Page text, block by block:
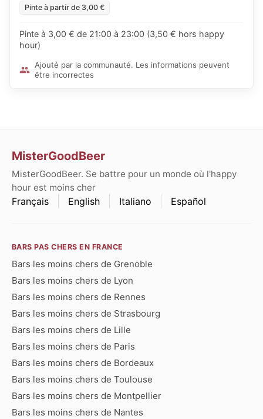
Pinte à partir de 3,00 €
Pinte à 3,00 € de 21:00 à 23:00 (3,50 € hors happy
hour)
Ajouté par la communauté. Les informations peuvent
être incorrectes
MisterGoodBeer
MisterGoodBeer. Se battre pour un monde où l'happy
hour est moins cher
Français English Italiano Español
BARS PAS CHERS EN FRANCE
Bars les moins chers de Grenoble
Bars les moins chers de Lyon
Bars les moins chers de Rennes
Bars les moins chers de Strasbourg
Bars les moins chers de Lille
Bars les moins chers de Paris
Bars les moins chers de Bordeaux
Bars les moins chers de Toulouse
Bars les moins chers de Montpellier
Bars les moins chers de Nantes